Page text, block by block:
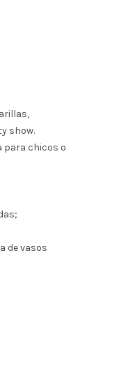
show.
para chicos o
de vasos